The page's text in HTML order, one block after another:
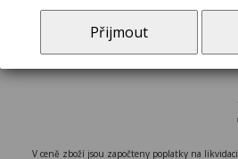
V ceně zboží jsou započteny poplatky na
Přijmout